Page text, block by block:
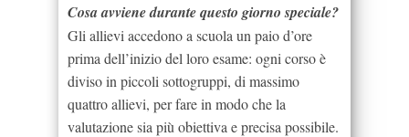
Cosa avviene durante questo giorno speciale?
Gli allievi accedono a scuola un paio d’ore
prima dell’inizio del loro esame: ogni corso è
diviso in piccoli sottogruppi, di massimo
quattro allievi, per fare in modo che la
valutazione sia più obiettiva e precisa possibile.